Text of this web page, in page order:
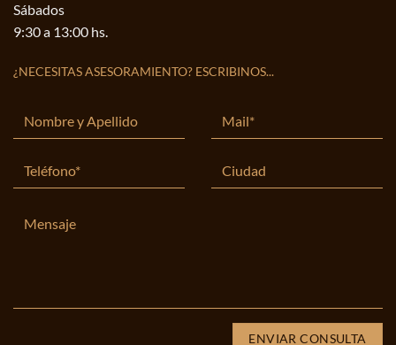
Sábados
9:30 a 13:00 hs.
¿NECESITAS ASESORAMIENTO? ESCRIBINOS...